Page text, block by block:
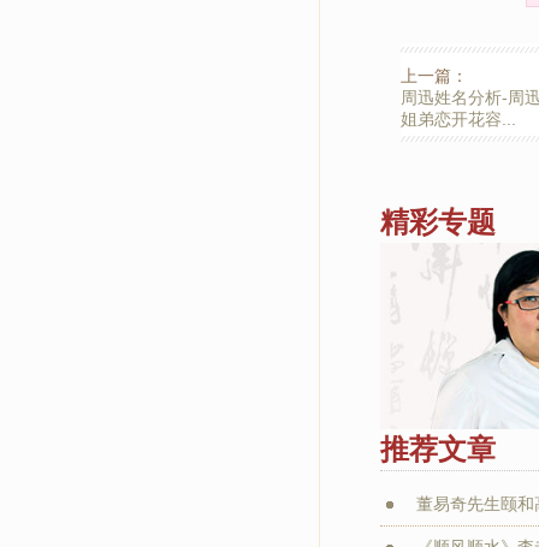
上一篇：
周迅姓名分析-周
姐弟恋开花容...
精彩专题
推荐文章
董易奇先生颐